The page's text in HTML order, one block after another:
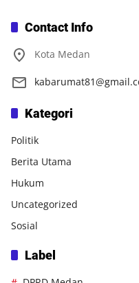
Contact Info
Kota Medan
Kategori
Politik
Berita Utama
Hukum
Uncategorized
Sosial
Label